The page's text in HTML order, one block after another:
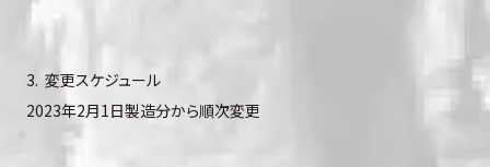
3. 変更スケジュール
2023年2月1日製造分から順次変更